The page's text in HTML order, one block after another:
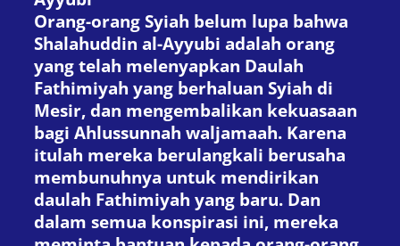
Orang-orang Syiah belum lupa bahwa
Shalahuddin al-Ayyubi adalah orang
yang telah melenyapkan Daulah
Fathimiyah yang berhaluan Syiah di
Mesir, dan mengembalikan kekuasaan
bagi Ahlussunnah waljamaah. Karena
itulah mereka berulangkali berusaha
membunuhnya untuk mendirikan
daulah Fathimiyah yang baru. Dan
dalam semua konspirasi ini, mereka